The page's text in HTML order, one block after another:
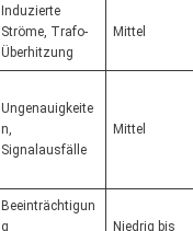
Induzierte
Ströme, Trafo-
Überhitzung
Mittel
Ungenauigkeite
n,
Signalausfälle
Mittel
Beeinträchtigun
g
Niedrig bis